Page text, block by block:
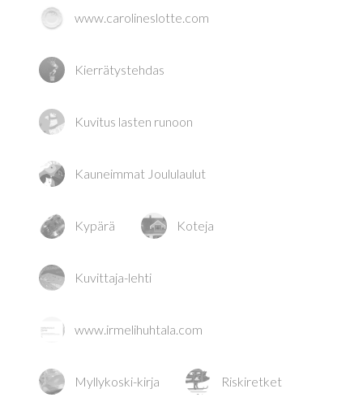
www.carolineslotte.com
Kierrätystehdas
Kuvitus lasten runoon
Kauneimmat Joululaulut
Kypärä Koteja
Kuvittaja-lehti
www.irmelihuhtala.com
Myllykoski-kirja Riskiretket